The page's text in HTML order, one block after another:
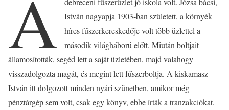
A
István nagyapja 1903-ban született, a környék
híres fűszerkereskedője volt több üzlettel a
második világháború előtt. Miután boltjait
államosították, segéd lett a saját üzletében, majd valahogy
visszadolgozta magát, és megint lett fűszerboltja. A kiskamasz
István itt dolgozott minden nyári szünetben, amikor még
pénztárgép sem volt, csak egy könyv, ebbe írták a tranzakciókat.